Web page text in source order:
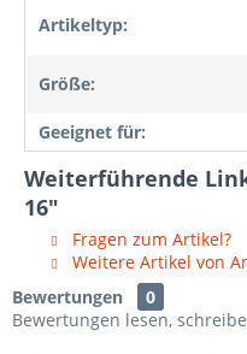
Artikeltyp:
Größe:
Geeignet für:
Weiterführende
16"
Fragen zum Artikel?
Weitere Artikel von
Bewertungen
0
Bewertungen lesen,